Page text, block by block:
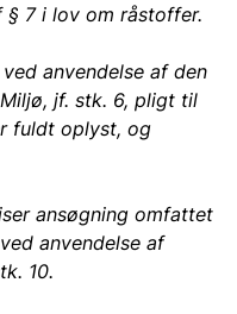
7 i lov om råstoffer.
anvendelse af den
jf. stk. 6, pligt til
fuldt oplyst, og
ansøgning omfattet
anvendelse af
10.